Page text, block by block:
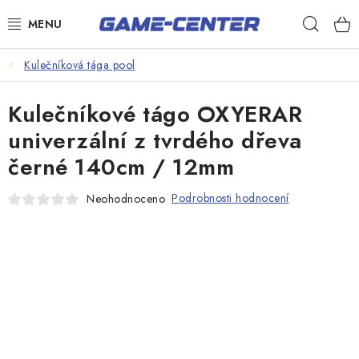
na
Šipky
Stolní fotbal
Akční zboží
Kulečníková tága pool
Kulečníkové tágo OXYERAR
univerzální z tvrdého dřeva
černé 140cm / 12mm
Neohodnoceno Podrobnosti hodnocení